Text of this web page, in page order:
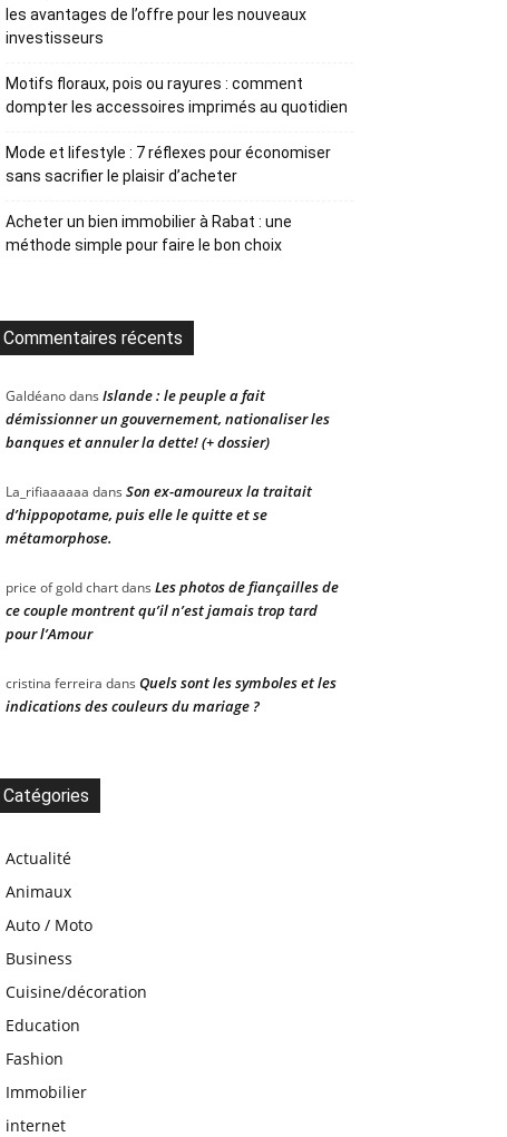
les avantages de l’offre pour les nouveaux
investisseurs
Motifs floraux, pois ou rayures : comment
dompter les accessoires imprimés au quotidien
Mode et lifestyle : 7 réflexes pour économiser
sans sacrifier le plaisir d’acheter
Acheter un bien immobilier à Rabat : une
méthode simple pour faire le bon choix
Commentaires récents
Galdéanodans Islande : le peuple a fait
démissionner un gouvernement, nationaliser les
banques et annuler la dette! (+ dossier)
La_rifiaaaaaa dans Son ex-amoureux la traitait
d’hippopotame, puis elle le quitte et se
métamorphose.
price of gold chartdans Les photos de fiançailles de
ce couple montrent qu’il n’est jamais trop tard
pour l’Amour
cristina ferreira dans Quels sont les symboles et les
indications des couleurs du mariage ?
Catégories
Actualité
Animaux
Auto / Moto
Business
Cuisine/décoration
Education
Fashion
Immobilier
internet